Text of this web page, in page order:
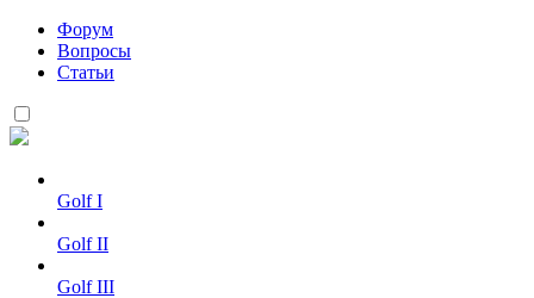
Форум
Вопросы
Статьи
Golf I
Golf II
Golf III